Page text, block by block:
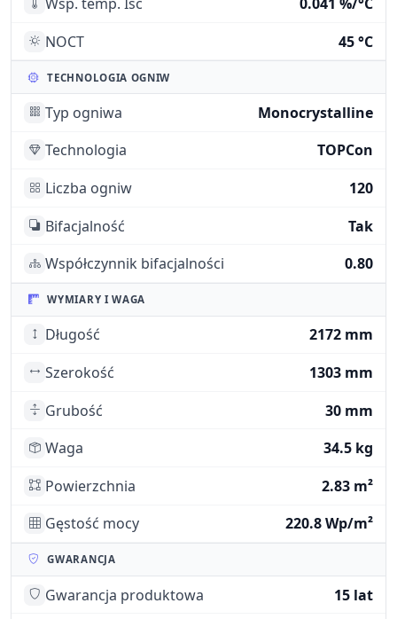
NOCT
45 °C
TECHNOLOGIA OGNIW
Typ ogniwa
Monocrystalline
Technologia
TOPCon
Liczba ogniw
120
Bifacjalność
Tak
Współczynnik bifacjalności
0.80
WYMIARY I WAGA
Długość
2172 mm
Szerokość
1303 mm
Grubość
30 mm
Waga
34.5 kg
Powierzchnia
2.83 m²
Gęstość mocy
220.8 Wp/m²
GWARANCJA
Gwarancja produktowa
15 lat